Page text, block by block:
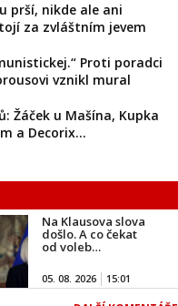
prší, nikde ale ani
za zvláštním jevem
Proti poradci
vznikl mural
Žáček u Mašína, Kupka
a Decorix…
Na Klausova slova
došlo. A co čekat
od voleb…
05. 08. 2026 15:01